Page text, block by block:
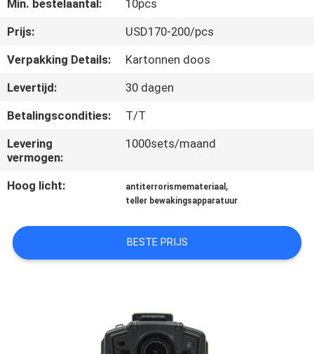
CONTACTEER
ONS
VERZOEK
OM EEN
SITEMAP
PRIVACY
POLICY
Min. bestelaantal:
10pcs
Prijs:
USD170-200/pcs
Verpakking Details:
Kartonnen doos
Levertijd:
30 dagen
Betalingscondities:
T/T
Levering
vermogen:
1000sets/maand
Hoog licht: antiterrorismemateriaal ,
teller bewakingsapparatuur
BESTE PRIJS